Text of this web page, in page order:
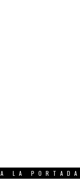
A LA PORTADA